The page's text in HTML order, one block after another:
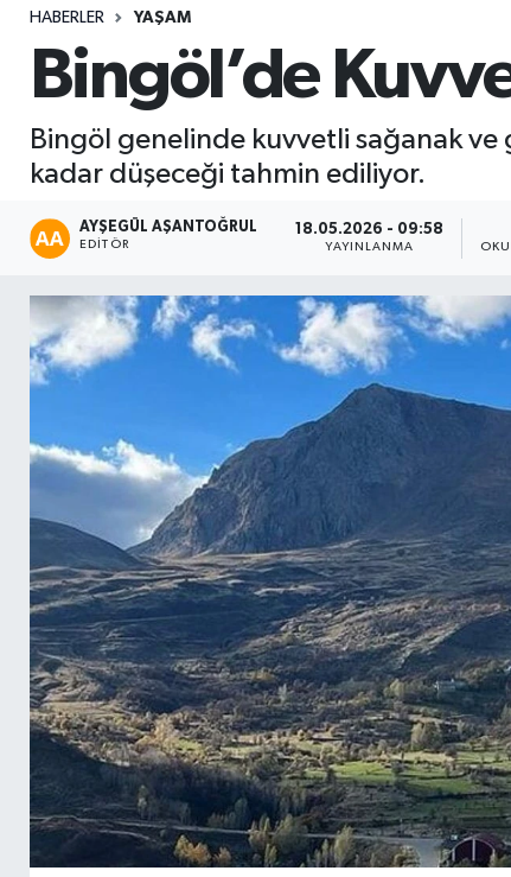
HABERLER YAŞAM
Bingöl’de
Bingöl genelinde kuvvetli sağanak ve
kadar düşeceği tahmin ediliyor.
AYŞEGÜL AŞANTOĞRUL
EDITÖR
18.05.2026 - 09:58
YAYINLANMA
Sağlık
Seri İlan
Siyaset
Spor